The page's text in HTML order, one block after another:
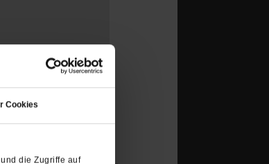
(Öffnet
in
neuen
Cookies
die Zugriffe auf